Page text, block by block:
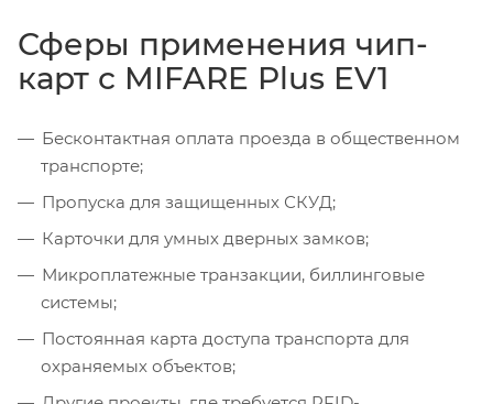
Сферы применения чип-
карт с MIFARE Plus EV1
Бесконтактная оплата проезда в общественном
транспорте;
Пропуска для защищенных СКУД;
Карточки для умных дверных замков;
Микроплатежные транзакции, биллинговые
системы;
Постоянная карта доступа транспорта для
охраняемых объектов;